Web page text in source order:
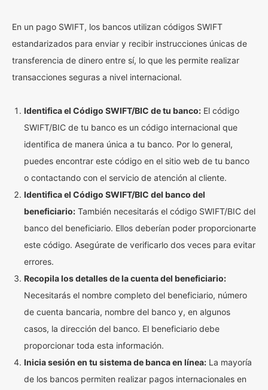
En un pago SWIFT, los bancos utilizan códigos SWIFT
estandarizados para enviar y recibir instrucciones únicas de
transferencia de dinero entre sí, lo que les permite realizar
transacciones seguras a nivel internacional.
Identifica el Código SWIFT/BIC de tu banco: El código
SWIFT/BIC de tu banco es un código internacional que
identifica de manera única a tu banco. Por lo general,
puedes encontrar este código en el sitio web de tu banco
o contactando con el servicio de atención al cliente.
Identifica el Código SWIFT/BIC del banco del
beneficiario: También necesitarás el código SWIFT/BIC del
banco del beneficiario. Ellos deberían poder proporcionarte
este código. Asegúrate de verificarlo dos veces para evitar
errores.
Recopila los detalles de la cuenta del beneficiario:
Necesitarás el nombre completo del beneficiario, número
de cuenta bancaria, nombre del banco y, en algunos
casos, la dirección del banco. El beneficiario debe
proporcionar toda esta información.
Inicia sesión en tu sistema de banca en línea: La mayoría
de los bancos permiten realizar pagos internacionales en